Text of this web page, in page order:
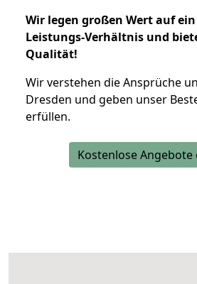
Wir legen großen Wert auf
Leistungs-Verhältnis und
Qualität!
Wir verstehen die Ansprüche
Dresden und geben unser
erfüllen.
Kostenlose Angebote